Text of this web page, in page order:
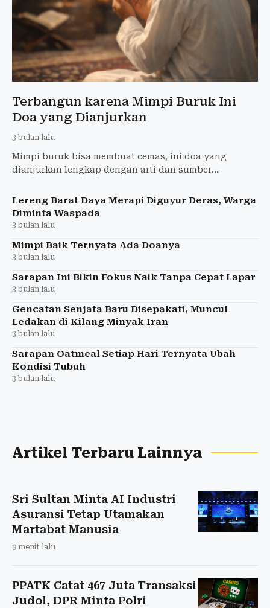
Terbangun karena Mimpi Buruk Ini
Doa yang Dianjurkan
3 bulan lalu
Mimpi buruk bisa membuat cemas, ini doa yang
dianjurkan lengkap dengan arti dan sumber
Lereng Barat Daya Merapi Diguyur Deras, Warga
Diminta Waspada
3 bulan lalu
Mimpi Baik Ternyata Ada Doanya
3 bulan lalu
Sarapan Ini Bikin Fokus Naik Tanpa Cepat Lapar
3 bulan lalu
Gencatan Senjata Baru Disepakati, Muncul
Ledakan di Kilang Minyak Iran
3 bulan lalu
Sarapan Oatmeal Setiap Hari Ternyata Ubah
Kondisi Tubuh
3 bulan lalu
Artikel Terbaru Lainnya
Sri Sultan Minta AI Industri
Asuransi Tetap Utamakan
Martabat Manusia
9 menit lalu
PPATK Catat 467 Juta Transaksi
Judol, DPR Minta Polri